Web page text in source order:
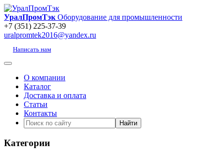
УралПромТэк Оборудование для промышленности
+7 (351) 225-37-39
uralpromtek2016@yandex.ru
Написать нам
О компании
Каталог
Доставка и оплата
Статьи
Контакты
Категории